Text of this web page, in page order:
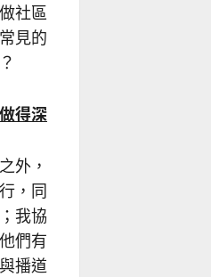
社區
見的
得深
外，
，同
我協
們有
播道